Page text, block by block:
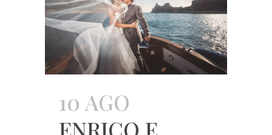
10 AGO
ENRICO E